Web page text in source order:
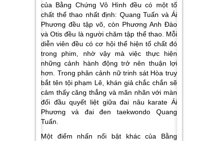
của Bằng Chứng Vô Hình đều có một tố
chất thể thao nhất định: Quang Tuấn và Ái
Phương đều tập võ, còn Phương Anh Đào
và Otis đều là người chăm tập thể thao. Mỗi
diễn viên đều có cơ hội thể hiện tố chất đó
trong phim, nhờ vậy mà việc thực hiện
những cảnh hành động trở nên thuận lợi
hơn. Trong phân cảnh nữ trinh sát Hòa truy
bắt tên tội phạm Lê, khán giả chắc chắn sẽ
cảm thấy căng thẳng và mãn nhãn với màn
đối đầu quyết liệt giữa đai nâu karate Ái
Phương và đai đen taekwondo Quang
Tuấn.
Một điểm nhấn nổi bật khác của Bằng